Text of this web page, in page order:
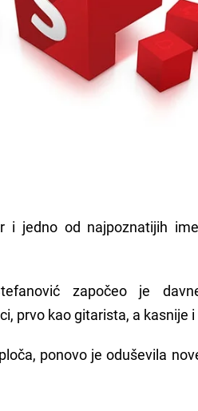
i jedno od najpoznatijih
započeo je
prvo kao gitarista, a kasnije i
ponovo je oduševila